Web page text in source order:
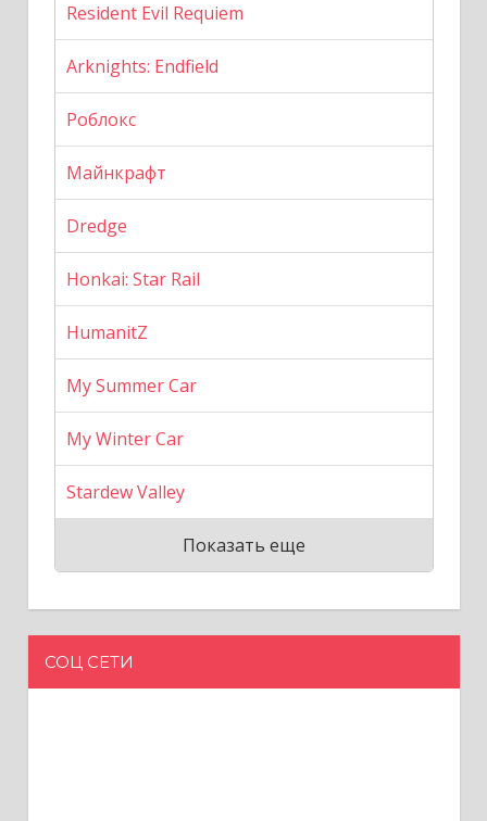
Resident Evil Requiem
Arknights: Endfield
Роблокс
Майнкрафт
Dredge
Honkai: Star Rail
HumanitZ
My Summer Car
My Winter Car
Stardew Valley
Показать еще
СОЦ СЕТИ